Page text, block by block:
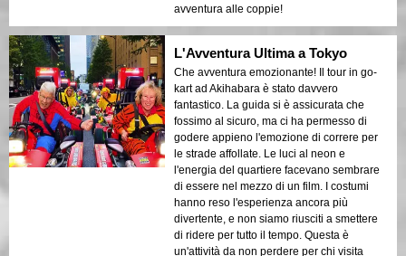
avventura alle coppie!
L'Avventura Ultima a Tokyo
Che avventura emozionante! Il tour in go-
kart ad Akihabara è stato davvero
fantastico. La guida si è assicurata che
fossimo al sicuro, ma ci ha permesso di
godere appieno l'emozione di correre per
le strade affollate. Le luci al neon e
l'energia del quartiere facevano sembrare
di essere nel mezzo di un film. I costumi
hanno reso l'esperienza ancora più
divertente, e non siamo riusciti a smettere
di ridere per tutto il tempo. Questa è
un'attività da non perdere per chi visita